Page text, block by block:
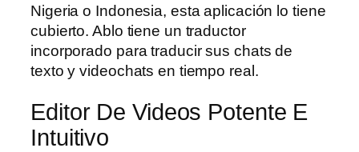
Nigeria o Indonesia, esta aplicación lo tiene
cubierto. Ablo tiene un traductor
incorporado para traducir sus chats de
texto y videochats en tiempo real.
Editor De Videos Potente E
Intuitivo